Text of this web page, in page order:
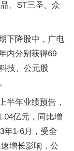
、ST三圣、众
下降股中，广电
内分别获得69
技、公元股
半年业绩预告，
亿元，同比增
年1-6月，受全
增长影响，公